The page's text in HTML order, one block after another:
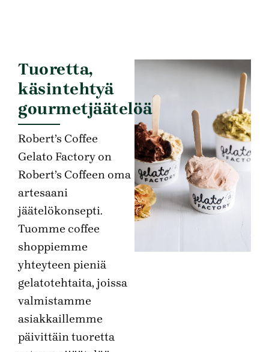
Tuoretta,
käsintehtyä
gourmetjäätelöä
Robert’s Coffee
Gelato Factory on
Robert’s Coffeen oma
artesaani
jäätelökonsepti.
Tuomme coffee
shoppiemme
yhteyteen pieniä
gelatotehtaita, joissa
valmistamme
asiakkaillemme
päivittäin tuoretta